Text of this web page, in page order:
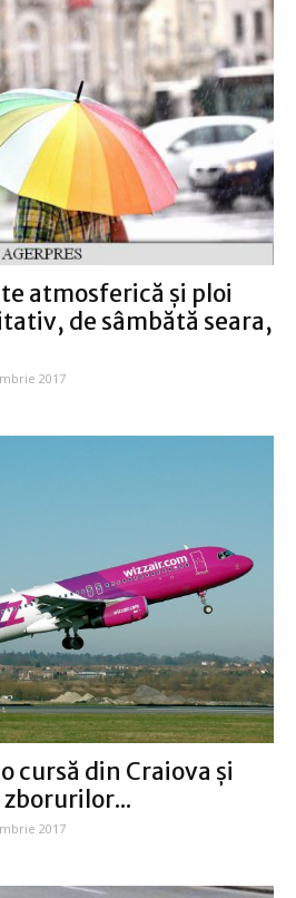
atmosferică şi ploi
de sâmbătă seara,
2017
cursă din Craiova şi
2017